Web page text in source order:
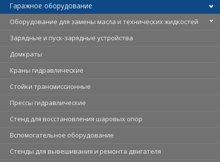
Гаражное оборудование
Оборудование для замены масла и технических жидкостей
Зарядные и пуск-зарядные устройства
Домкраты
Краны гидравлические
Стойки трансмиссионные
Прессы гидравлические
Стенд для восстановления шаровых опор
Вспомогательное оборудование
Стенды для вывешивания и ремонта двигателя